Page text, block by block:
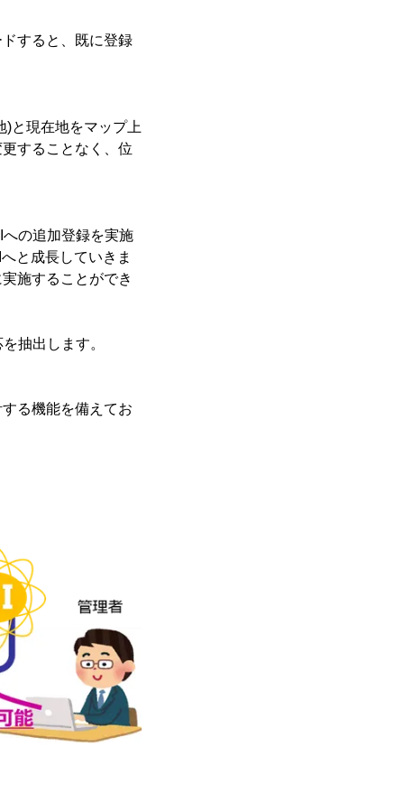
すると、既に登録
)と現在地をマップ上
することなく、位
の追加登録を実施
と成長していきま
施することができ
抽出します。
る機能を備えてお